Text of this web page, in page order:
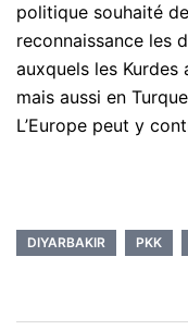
politique souhaité
reconnaissance les
auxquels les
mais aussi en
L’Europe peut y
DIYARBAKIR PKK